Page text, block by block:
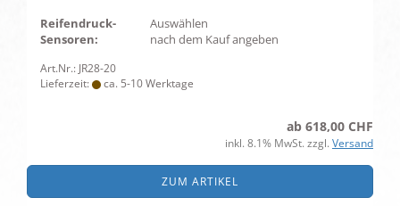
Reifendruck-
Sensoren:
Auswählen
nach dem Kauf angeben
Art.Nr.: JR28-20
Lieferzeit:
ca. 5-10 Werktage
ab 618,00 CHF
inkl. 8.1% MwSt. zzgl. Versand
ZUM ARTIKEL